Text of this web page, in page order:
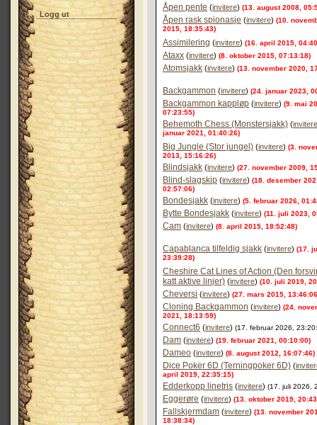
Logg ut
Åpen pente (invitere) (13. august 2008,
Åpen rask spionasje (invitere) (10.
2015, 18:35:43)
Assimilering (invitere) (16. april 2015,
Ataxx (invitere) (8. oktober 2015, 07:13:18)
Atomsjakk (invitere) (13. november 2020,
Backgammon (invitere) (24. januar 2023,
Backgammon kappløp (invitere) (9. mai
07:23:55)
Behemoth Chess (Monstersjakk) (invitere
januar 2021, 01:40:26)
Big Jungle (Stor jungel) (invitere) (3.
2013, 15:16:26)
Blindsjakk (invitere) (27. november 2009,
Blind-slagskip (invitere) (18. desember
02:57:06)
Bondesjakk (invitere) (5. februar 2026,
Bytte Bondesjakk (invitere) (11. juli 2023,
Cam (invitere) (8. april 2015, 18:52:48)
Capablanca tilfeldig sjakk (invitere) (17.
23:39:28)
Cheshire Cat Lines of Action (Den
katt aktive linjer) (invitere) (10. juli 2019,
Cheversi (invitere) (27. mars 2015,
Cloning Backgammon (invitere) (24.
2021, 18:13:59)
Connect6 (invitere) (17. februar 2026,
Dam (invitere) (19. februar 2021, 00:10:00)
Dameo (invitere) (8. august 2012, 16:07:46)
Dice Poker 6D (Terningpoker 6D) (
april 2019, 22:35:15)
Edderkopp linetris (invitere) (17. juli 2026,
Eggerøre (invitere) (13. oktober 2019,
Fallskjermdam (invitere) (13. november
18:38:34)